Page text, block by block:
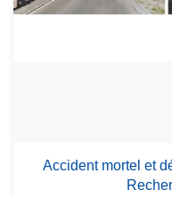
Accident mortel et